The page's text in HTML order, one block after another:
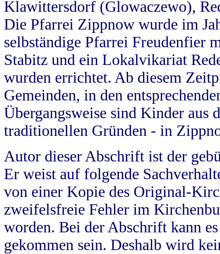
Klawittersdorf (Glowaczewo),
Die Pfarrei Zippnow wurde im
selbständige Pfarrei Freudenfier
Stabitz und ein Lokalvikariat
wurden errichtet. Ab diesem
Gemeinden, in den
Übergangsweise sind Kinder aus
traditionellen Gründen - in
Autor dieser Abschrift ist der
Er weist auf folgende
von einer Kopie des Original-
zweifelsfreie Fehler im
worden. Bei der Abschrift kann
gekommen sein. Deshalb wird